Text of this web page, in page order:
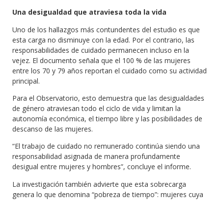
Una desigualdad que atraviesa toda la vida
Uno de los hallazgos más contundentes del estudio es que
esta carga no disminuye con la edad. Por el contrario, las
responsabilidades de cuidado permanecen incluso en la
vejez. El documento señala que el 100 % de las mujeres
entre los 70 y 79 años reportan el cuidado como su actividad
principal.
Para el Observatorio, esto demuestra que las desigualdades
de género atraviesan todo el ciclo de vida y limitan la
autonomía económica, el tiempo libre y las posibilidades de
descanso de las mujeres.
“El trabajo de cuidado no remunerado continúa siendo una
responsabilidad asignada de manera profundamente
desigual entre mujeres y hombres”, concluye el informe.
La investigación también advierte que esta sobrecarga
genera lo que denomina “pobreza de tiempo”: mujeres cuya